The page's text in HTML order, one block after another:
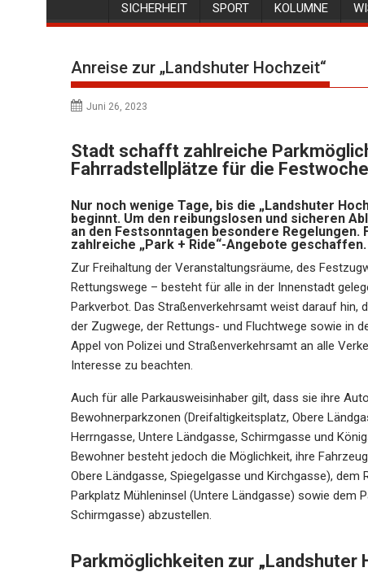
SICHERHEIT SPORT KOLUMNE
Anreise zur „Landshuter Hochzeit“
Juni 26, 2023
Stadt schafft zahlreiche
Fahrradstellplätze für die
Nur noch wenige Tage, bis die „Landshuter
beginnt. Um den reibungslosen und sicheren
an den Festsonntagen besondere
zahlreiche „Park + Ride“-Angebote geschaffen.
Zur Freihaltung der Veranstaltungsräume, des
Rettungswege – besteht für alle in der Innenstadt
Parkverbot. Das Straßenverkehrsamt weist darauf
der Zugwege, der Rettungs- und Fluchtwege sowie in
Appel von Polizei und Straßenverkehrsamt an alle
Interesse zu beachten.
Auch für alle Parkausweisinhaber gilt, dass sie ihre
Bewohnerparkzonen (Dreifaltigkeitsplatz, Obere
Herrngasse, Untere Ländgasse, Schirmgasse und
Bewohner besteht jedoch die Möglichkeit, ihre
Obere Ländgasse, Spiegelgasse und Kirchgasse),
Parkplatz Mühleninsel (Untere Ländgasse) sowie dem
Schirmgasse) abzustellen.
Parkmöglichkeiten zur „Landshuter